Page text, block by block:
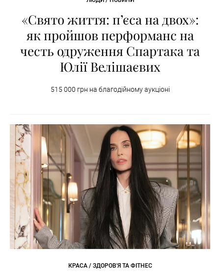
«Свято життя: п’єса на двох»:
як пройшов перформанс на
честь одруження Спартака та
Юлії Велішаєвих
515 000 грн на благодійному аукціоні
КРАСА / ЗДОРОВ'Я ТА ФІТНЕС